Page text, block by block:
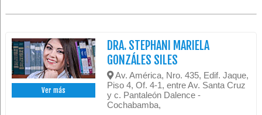
Ver más
DRA. STEPHANI MARIELA
GONZÁLES SILES
Av. América, Nro. 435, Edif. Jaque,
Piso 4, Of. 4-1, entre Av. Santa Cruz
y c. Pantaleón Dalence -
Cochabamba,